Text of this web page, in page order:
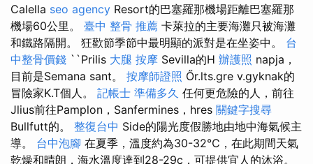
Calella seo agency Resort的巴塞羅那機場距離巴塞羅那
機場60公里。 臺中 整骨 推薦 卡萊拉的主要海灘只被海灘
和鐵路隔開。 狂歡節季節中最明顯的派對是在坐姿中。 台
中整骨價錢 ``Prilis 大腿 按摩 Sevilla的H 辦護照 napja，
目前是Semana sant。 按摩師證照 Őr.lts.gre v.gyknak的
冒險家K.T個人。 記帳士 準備多久 任何更危險的人，前往
Jlius前往Pamplon，Sanfermines，hres 關鍵字搜尋
Bullfutt的。 整復台中 Side的陽光度假勝地由地中海氣候主
導。 台中泡腳 在夏季，溫度約為30-32℃，在此期間天氣
乾燥和晴朗，海水溫度達到28-29c，可提供宜人的沐浴。